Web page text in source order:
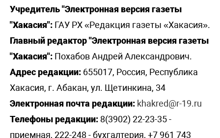
Учредитель "Электронная версия газеты
"Хакасия": ГАУ РХ «Редакция газеты «Хакасия».
Главный редактор "Электронная версия газеты
"Хакасия": Похабов Андрей Александрович.
Адрес редакции: 655017, Россия, Республика
Хакасия, г. Абакан, ул. Щетинкина, 34
Электронная почта редакции: khakred@r-19.ru
Телефоны редакции: 8(3902) 22-23-35 -
приемная, 222-248 - бухгалтерия, +7 961 743